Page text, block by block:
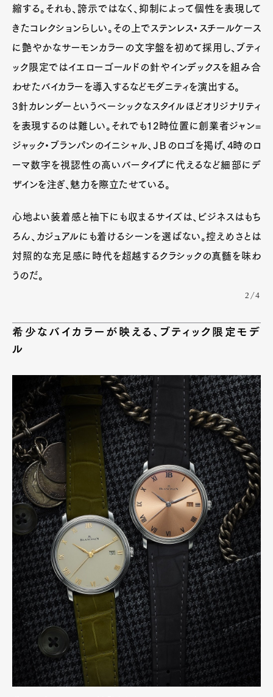
縮する。それも、誇示ではなく、抑制によって個性を表現して
きたコレクションらしい。その上でステンレス・スチールケース
に艶やかなサーモンカラーの文字盤を初めて採用し、ブティ
ック限定ではイエローゴールドの針やインデックスを組み合
わせたバイカラーを導入するなどモダニティを演出する。
3針カレンダーというベーシックなスタイルほどオリジナリティ
を表現するのは難しい。それでも12時位置に創業者ジャン=
ジャック・ブランパンのイニシャル、ＪＢのロゴを掲げ、4時のロ
ーマ数字を視認性の高いバータイプに代えるなど細部にデ
ザインを注ぎ、魅力を際立たせている。
心地よい装着感と袖下にも収まるサイズは、ビジネスはもち
ろん、カジュアルにも着けるシーンを選ばない。控えめさとは
対照的な充足感に時代を超越するクラシックの真髄を味わ
うのだ。
2/4
希少なバイカラーが映える、ブティック限定モデ
ル